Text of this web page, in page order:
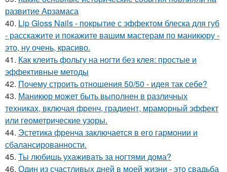
развитие Арзамаса
40. Lip Gloss Nails - покрытие с эффектом блеска для губ
- расскажите и покажите вашим мастерам по маникюру -
это, ну очень, красиво.
41. Как клеить фольгу на ногти без клея: простые и
эффективные методы
42. Почему строить отношения 50/50 - идея так себе?
43. Маникюр может быть выполнен в различных
техниках, включая френч, градиент, мраморный эффект
или геометрические узоры.
44. Эстетика френча заключается в его гармонии и
сбалансированности.
45. Ты любишь ухаживать за ногтями дома?
46. Один из счастливых дней в моей жизни - это свадьба